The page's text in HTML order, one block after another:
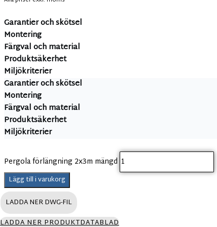
Garantier och skötsel
Montering
Färgval och material
Produktsäkerhet
Miljökriterier
Garantier och skötsel
Montering
Färgval och material
Produktsäkerhet
Miljökriterier
Pergola förlängning 2x3m mängd
Lägg till i varukorg
LADDA NER DWG-FIL
LADDA NER PRODUKTDATABLAD